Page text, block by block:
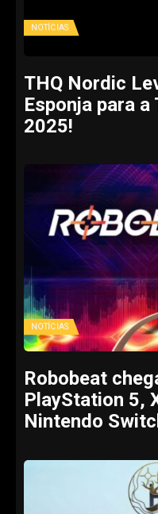
NOTÍCIAS
THQ Nordic
Esponja para a
2025!
NOTÍCIAS
Robobeat
PlayStation 5,
Nintendo